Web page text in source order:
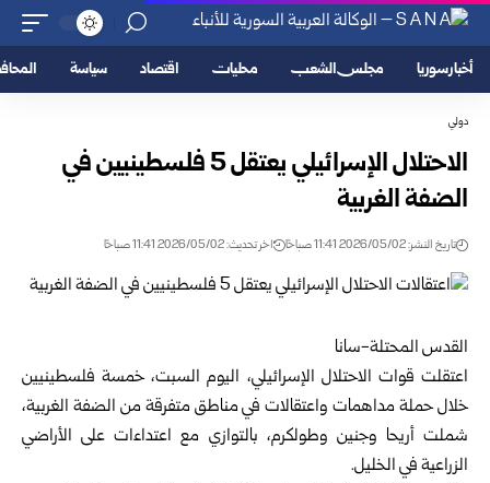
أخبار سوريا مجلس الشعب محليات اقتصاد سياسة
دولي
الاحتلال الإسرائيلي يعتقل 5 فلسطينيين في
الضفة الغربية
تاريخ النشر: 2026/05/02 11:41 صباحًا اخر تحديث: 2026/05/02 11:41 صباحًا
القدس المحتلة-سانا
اعتقلت قوات الاحتلال الإسرائيلي، اليوم السبت، خمسة فلسطينيين
خلال حملة مداهمات واعتقالات في مناطق متفرقة من الضفة الغربية،
شملت أريحا وجنين وطولكرم، بالتوازي مع اعتداءات على الأراضي
الزراعية في الخليل.